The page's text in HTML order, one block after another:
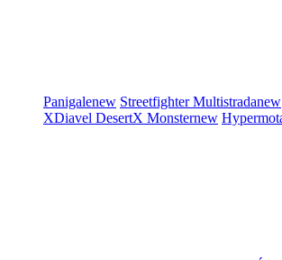
Panigalenew StreetfighterMultistradanew
XDiavel DesertX Monsternew